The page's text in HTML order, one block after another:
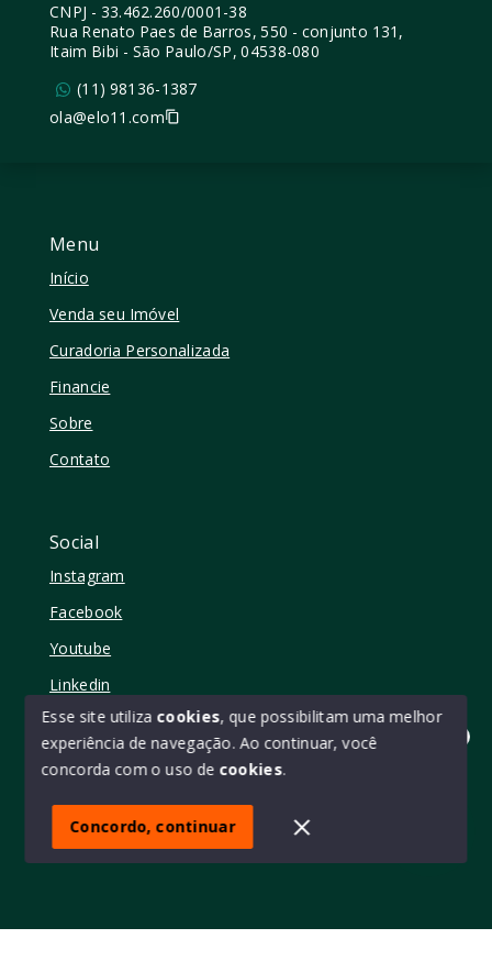
Olá! quer mudar de casa?
Menu
Início
Venda seu Imóvel
Curadoria Personalizada
Financie
Sobre
Contato
Social
Instagram
Facebook
Youtube
Linkedin
© Copyright 2026 - Elo11 consultoria imobiliária • creci
SITE PARA IMOBILIARIA
CNPJ - 33.462.260/0001-38
Rua Renato Paes de Barros, 550 - conjunto 131,
Itaim Bibi - São Paulo/SP, 04538-080
(11) 98136-1387
ola@elo11.com
Esse site utiliza cookies, que possibilitam uma melhor
experiência de navegação. Ao continuar, você
concorda com o uso de cookies.
Concordo, continuar